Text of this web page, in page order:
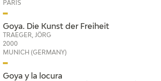
PARÍS
Goya. Die Kunst der Freiheit
TRAEGER, JÖRG
2000
MUNICH (GERMANY)
Goya y la locura